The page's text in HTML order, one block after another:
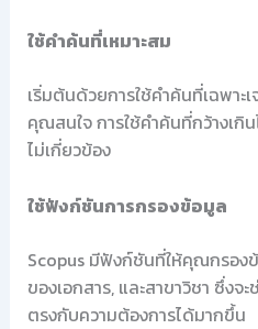
ใช้คำค้นที่เหมาะสม
เริ่มต้นด้วยการใช้คำค้นที่เฉพาะ
คุณสนใจ การใช้คำค้นที่กว้างเ
ไม่เกี่ยวข้อง
ใช้ฟังก์ชันการกรองข้อมูล
Scopus มีฟังก์ชันที่ให้คุณกรอง
ของเอกสาร, และสาขาวิชา ซึ่ง
ตรงกับความต้องการได้มากขึ้น